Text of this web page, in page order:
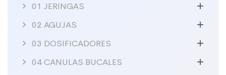
01 JERINGAS
02 AGUJAS
03 DOSIFICADORES
04 CANULAS BUCALES